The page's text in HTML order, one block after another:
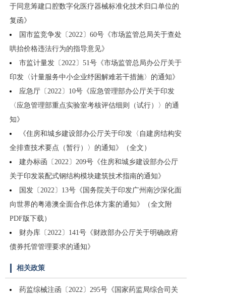
于同意筹建口腔数字化医疗器械标准化技术归口单位的
复函》
国市监竞争发〔2022〕60号《市场监管总局关于查处
哄抬价格违法行为的指导意见》
市监计量发〔2022〕51号《市场监管总局办公厅关于
印发〈计量服务中小企业纾困解难若干措施〉的通知》
应急厅〔2022〕10号《应急管理部办公厅关于印发
〈应急管理部重点实验室考核评估细则（试行）〉的通
知》
《住房和城乡建设部办公厅关于印发〈自建房结构安
全排查技术要点（暂行）〉的通知》（全文）
建办标函〔2022〕209号《住房和城乡建设部办公厅
关于印发装配式钢结构模块建筑技术指南的通知》
国发〔2022〕13号《国务院关于印发广州南沙深化面
向世界的粤港澳全面合作总体方案的通知》（全文附
PDF版下载）
财办库〔2022〕141号《财政部办公厅关于明确政府
债券托管管理要求的通知》
相关政策
药监综械注函〔2022〕295号《国家药监局综合司关